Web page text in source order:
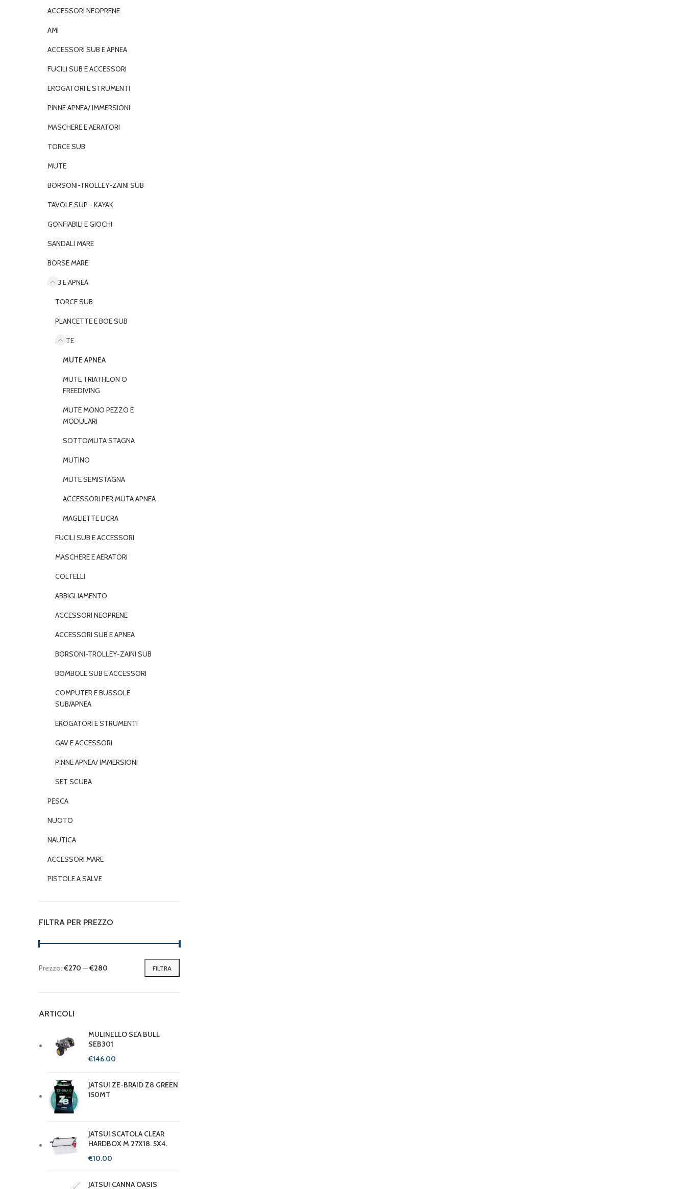
ACCESSORI NEOPRENE
AMI
ACCESSORI SUB E APNEA
FUCILI SUB E ACCESSORI
EROGATORI E STRUMENTI
PINNE APNEA/ IMMERSIONI
MASCHERE E AERATORI
TORCE SUB
MUTE
BORSONI-TROLLEY-ZAINI SUB
TAVOLE SUP - KAYAK
GONFIABILI E GIOCHI
SANDALI MARE
BORSE MARE
SUB E APNEA
TORCE SUB
PLANCETTE E BOE SUB
MUTE
MUTE APNEA
MUTE TRIATHLON O
FREEDIVING
MUTE MONO PEZZO E
MODULARI
SOTTOMUTA STAGNA
MUTINO
MUTE SEMISTAGNA
ACCESSORI PER MUTA APNEA
MAGLIETTE LICRA
FUCILI SUB E ACCESSORI
MASCHERE E AERATORI
COLTELLI
ABBIGLIAMENTO
ACCESSORI NEOPRENE
ACCESSORI SUB E APNEA
BORSONI-TROLLEY-ZAINI SUB
BOMBOLE SUB E ACCESSORI
COMPUTER E BUSSOLE
SUB/APNEA
EROGATORI E STRUMENTI
GAV E ACCESSORI
PINNE APNEA/ IMMERSIONI
SET SCUBA
PESCA
NUOTO
NAUTICA
ACCESSORI MARE
PISTOLE A SALVE
FILTRA PER PREZZO
FILTRA
Prezzo: €270 —€280
ARTICOLI
MULINELLO SEA BULL
SEB301
€
JATSUI ZE-BRAID Z8 GREEN
150MT
JATSUI SCATOLA CLEAR
HARDBOX M 27X18. 5X4.
€
JATSUI CANNA OASIS